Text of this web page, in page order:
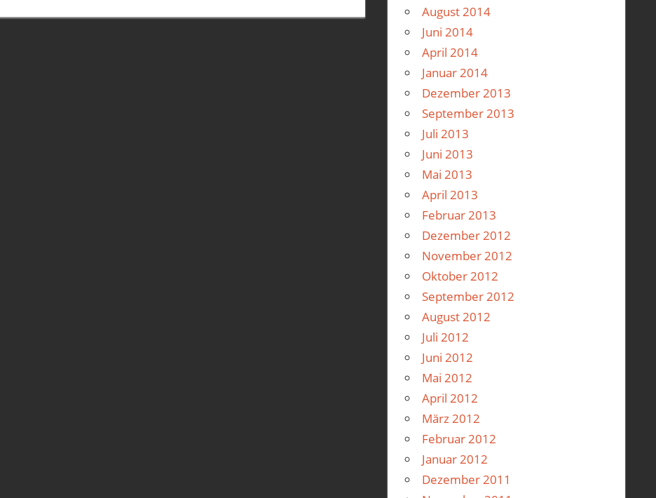
August 2014
Juni 2014
April 2014
Januar 2014
Dezember 2013
September 2013
Juli 2013
Juni 2013
Mai 2013
April 2013
Februar 2013
Dezember 2012
November 2012
Oktober 2012
September 2012
August 2012
Juli 2012
Juni 2012
Mai 2012
April 2012
März 2012
Februar 2012
Januar 2012
Dezember 2011